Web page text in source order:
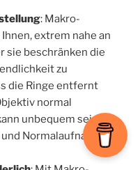
: Makro-
extrem nahe an
sie beschränken die
zu
die Ringe entfernt
normal
unbequem sein,
Normalaufnahmen